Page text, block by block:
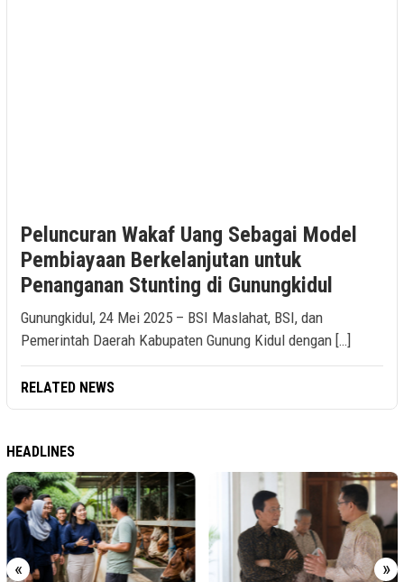
Peluncuran Wakaf Uang Sebagai Model
Pembiayaan Berkelanjutan untuk
Penanganan Stunting di Gunungkidul
Gunungkidul, 24 Mei 2025 – BSI Maslahat, BSI, dan
Pemerintah Daerah Kabupaten Gunung Kidul dengan […]
RELATED NEWS
HEADLINES
« »